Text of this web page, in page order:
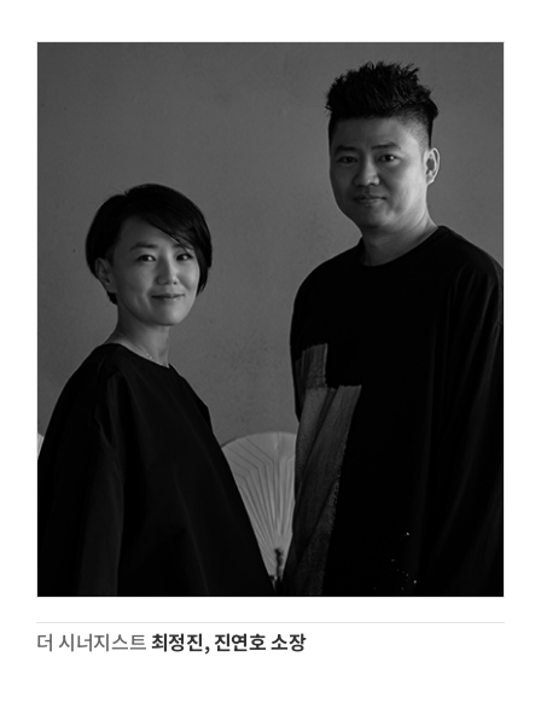
더 시너지스트최정진, 진연호 소장